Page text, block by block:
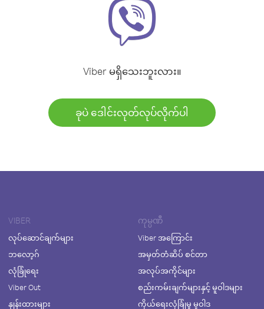
Viber မရှိသေးဘူးလား။
ခုပဲ ဒေါင်းလုတ်လုပ်လိုက်ပါ
VIBER
လုပ်ဆောင်ချက်များ
ဘလော့ဂ်
လုံခြုံရေး
Viber Out
နှုန်းထားများ
ကုမ္ပဏီ
Viber အကြောင်း
အမှတ်တံဆိပ် စင်တာ
အလုပ်အကိုင်များ
စည်းကမ်းချက်များနှင့် မူဝါဒများ
ကိုယ်ရေးလုံခြုံမှု မူဝါဒ